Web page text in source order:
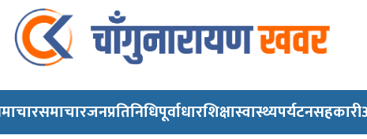
समाचारजनप्रतिनिधिपूर्वाधारशिक्षास्वास्थ्यपर्यटनसहकारी